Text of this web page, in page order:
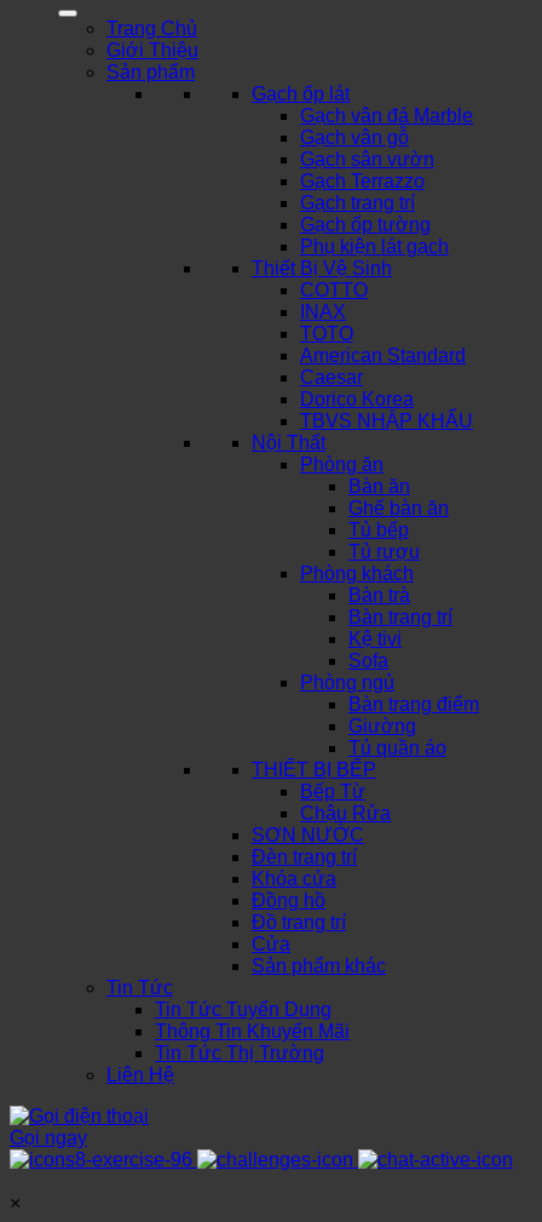
Trang Chủ
Giới Thiệu
Sản phẩm
Gạch ốp lát
Gạch vân đá Marble
Gạch vân gỗ
Gạch sân vườn
Gạch Terrazzo
Gạch trang trí
Gạch ốp tường
Phụ kiện lát gạch
Thiết Bị Vệ Sinh
COTTO
INAX
TOTO
American Standard
Caesar
Dorico Korea
TBVS NHẬP KHẨU
Nội Thất
Phòng ăn
Bàn ăn
Ghế bàn ăn
Tủ bếp
Tủ rượu
Phòng khách
Bàn trà
Bàn trang trí
Kệ tivi
Sofa
Phòng ngủ
Bàn trang điểm
Giường
Tủ quần áo
THIẾT BỊ BẾP
Bếp Từ
Chậu Rửa
SƠN NƯỚC
Đèn trang trí
Khóa cửa
Đồng hồ
Đồ trang trí
Cửa
Sản phẩm khác
Tin Tức
Tin Tức Tuyển Dụng
Thông Tin Khuyến Mãi
Tin Tức Thị Trường
Liên Hệ
Gọi ngay
×